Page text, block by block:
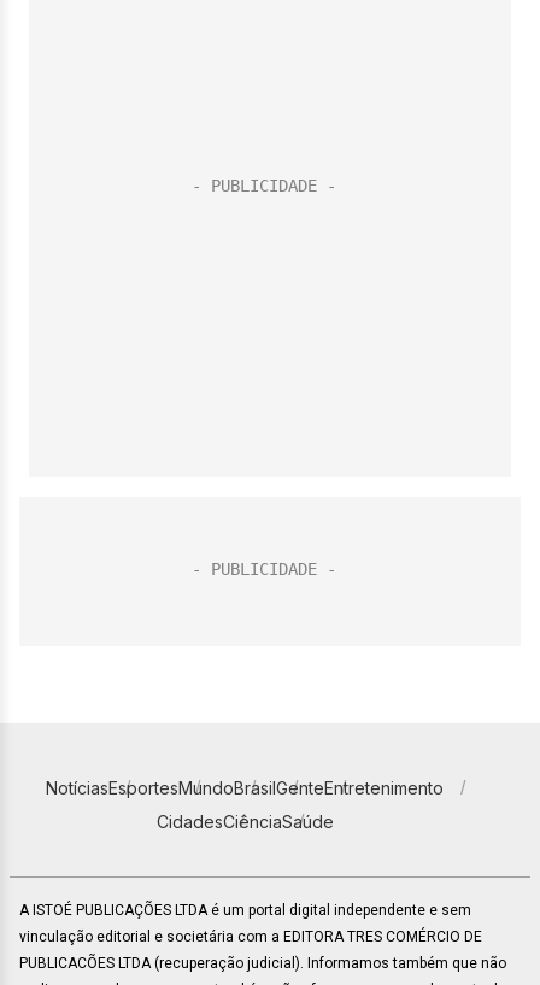
NotíciasEsportesMundoBrasilGenteEntretenimento
CidadesCiênciaSaúde
A ISTOÉ PUBLICAÇÕES LTDA é um portal digital independente e sem
vinculação editorial e societária com a EDITORA TRES COMÉRCIO DE
PUBLICACÕES LTDA (recuperação judicial). Informamos também que não